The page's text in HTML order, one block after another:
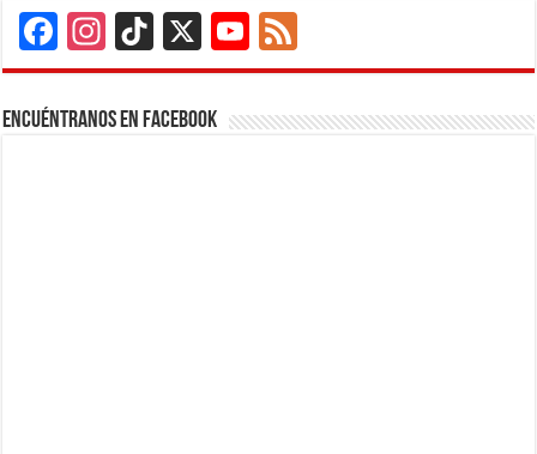
Facebook
Instagram
TikTok
X
YouTube
Channel
Encuéntranos en Facebook